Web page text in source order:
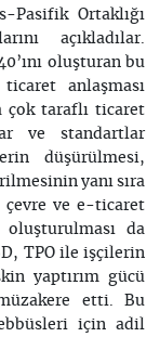
Pasifik Ortaklığı
açıkladılar.
oluşturan bu
anlaşması
çok taraflı ticaret
ve standartlar
düşürülmesi,
yanı sıra
çevre ve e-ticaret
da
TPO ile işçilerin
yaptırım gücü
etti. Bu
için adil